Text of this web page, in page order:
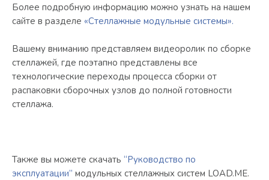
Более подробную информацию можно узнать на нашем
сайте в разделе «Стеллажные модульные системы».
Вашему вниманию представляем видеоролик по сборке
стеллажей, где поэтапно представлены все
технологические переходы процесса сборки от
распаковки сборочных узлов до полной готовности
стеллажа.
Также вы можете скачать “Руководство по
эксплуатации” модульных стеллажных систем LOAD.ME.